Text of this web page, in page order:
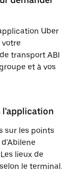
Uber
transport ABI
et à vos
l'application
sur les points
lieux de
le terminal.